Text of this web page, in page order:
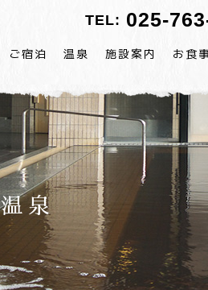
TEL: 025-
ご宿泊 温泉 施設案内 お食
温泉